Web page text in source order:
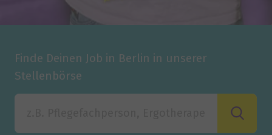
Finde Deinen Job in Berlin in unserer
Stellenbörse
Finde Deinen Job in Berlin in unserer Stellenbörse